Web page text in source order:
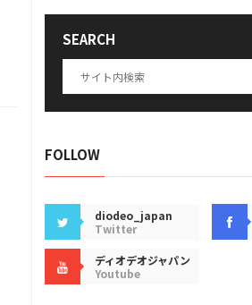
SEARCH
FOLLOW
diodeo_japan
Twitter
ディオデオジャパン
Youtube